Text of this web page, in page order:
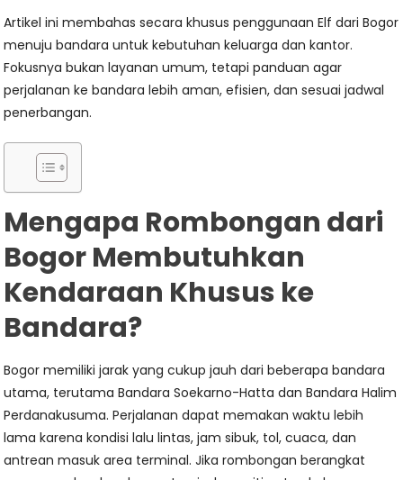
Artikel ini membahas secara khusus penggunaan Elf dari Bogor
menuju bandara untuk kebutuhan keluarga dan kantor.
Fokusnya bukan layanan umum, tetapi panduan agar
perjalanan ke bandara lebih aman, efisien, dan sesuai jadwal
penerbangan.
Mengapa Rombongan dari
Bogor Membutuhkan
Kendaraan Khusus ke
Bandara?
Bogor memiliki jarak yang cukup jauh dari beberapa bandara
utama, terutama Bandara Soekarno-Hatta dan Bandara Halim
Perdanakusuma. Perjalanan dapat memakan waktu lebih
lama karena kondisi lalu lintas, jam sibuk, tol, cuaca, dan
antrean masuk area terminal. Jika rombongan berangkat